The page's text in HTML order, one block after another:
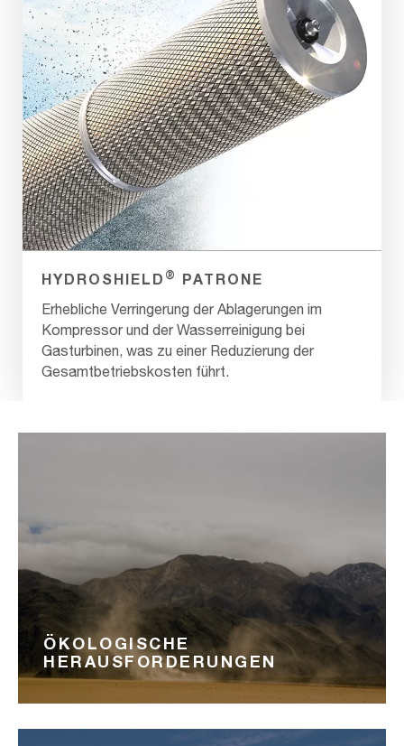
HYDROSHIELD ® PATRONE
Erhebliche Verringerung der Ablagerungen im
Kompressor und der Wasserreinigung bei
Gasturbinen, was zu einer Reduzierung der
Gesamtbetriebskosten führt.
ÖKOLOGISCHE
HERAUSFORDERUNGEN